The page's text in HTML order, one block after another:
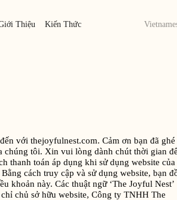
Thiệu Kiến Thức
với thejoyfulnest.com. Cảm ơn bạn đã ghé
chúng tôi. Xin vui lòng dành chút thời gian
thanh toán áp dụng khi sử dụng website của
cách truy cập và sử dụng website, bạn
khoản này. Các thuật ngữ ‘The Joyful Nest’
chỉ chủ sở hữu website, Công ty TNHH The